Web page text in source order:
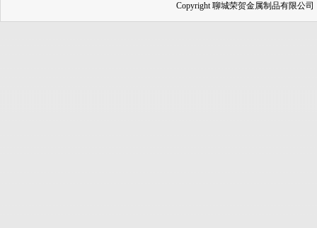
Copyright 聊城荣贺金属制品有限